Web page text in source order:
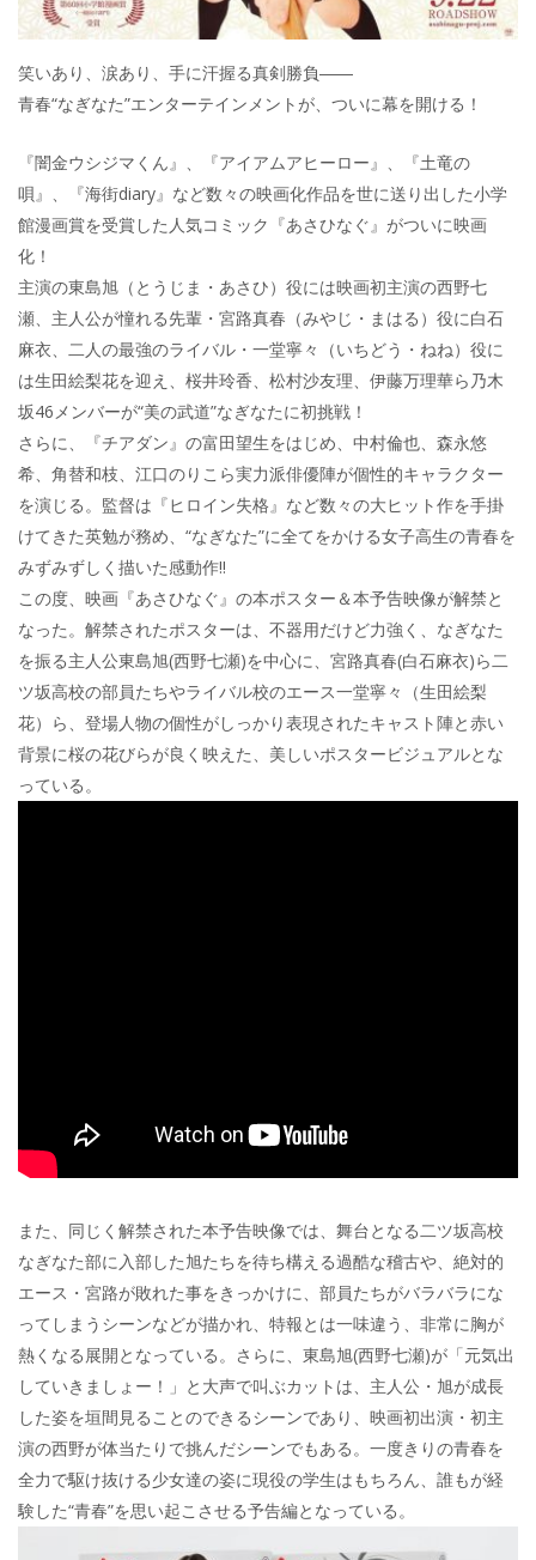
笑いあり、涙あり、手に汗握る真剣勝負――
青春“なぎなた”エンターテインメントが、ついに幕を開ける！
『闇金ウシジマくん』、『アイアムアヒーロー』、『土竜の
唄』、『海街diary』など数々の映画化作品を世に送り出した小学
館漫画賞を受賞した人気コミック『あさひなぐ』がついに映画
化！
主演の東島旭（とうじま・あさひ）役には映画初主演の西野七
瀬、主人公が憧れる先輩・宮路真春（みやじ・まはる）役に白石
麻衣、二人の最強のライバル・一堂寧々（いちどう・ねね）役に
は生田絵梨花を迎え、桜井玲香、松村沙友理、伊藤万理華ら乃木
坂46メンバーが“美の武道”なぎなたに初挑戦！
さらに、『チアダン』の富田望生をはじめ、中村倫也、森永悠
希、角替和枝、江口のりこら実力派俳優陣が個性的キャラクター
を演じる。監督は『ヒロイン失格』など数々の大ヒット作を手掛
けてきた英勉が務め、“なぎなた”に全てをかける女子高生の青春を
みずみずしく描いた感動作‼
この度、映画『あさひなぐ』の本ポスター＆本予告映像が解禁と
なった。解禁されたポスターは、不器用だけど力強く、なぎなた
を振る主人公東島旭(西野七瀬)を中心に、宮路真春(白石麻衣)ら二
ツ坂高校の部員たちやライバル校のエース一堂寧々（生田絵梨
花）ら、登場人物の個性がしっかり表現されたキャスト陣と赤い
背景に桜の花びらが良く映えた、美しいポスタービジュアルとな
っている。
また、同じく解禁された本予告映像では、舞台となる二ツ坂高校
なぎなた部に入部した旭たちを待ち構える過酷な稽古や、絶対的
エース・宮路が敗れた事をきっかけに、部員たちがバラバラにな
ってしまうシーンなどが描かれ、特報とは一味違う、非常に胸が
熱くなる展開となっている。さらに、東島旭(西野七瀬)が「元気出
していきましょー！」と大声で叫ぶカットは、主人公・旭が成長
した姿を垣間見ることのできるシーンであり、映画初出演・初主
演の西野が体当たりで挑んだシーンでもある。一度きりの青春を
全力で駆け抜ける少女達の姿に現役の学生はもちろん、誰もが経
験した“青春”を思い起こさせる予告編となっている。